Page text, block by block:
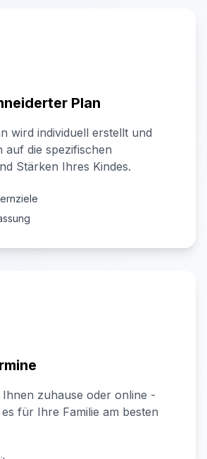
Plan
wird individuell erstellt und
auf die spezifischen
Stärken Ihres Kindes.
zuhause oder online -
für Ihre Familie am besten